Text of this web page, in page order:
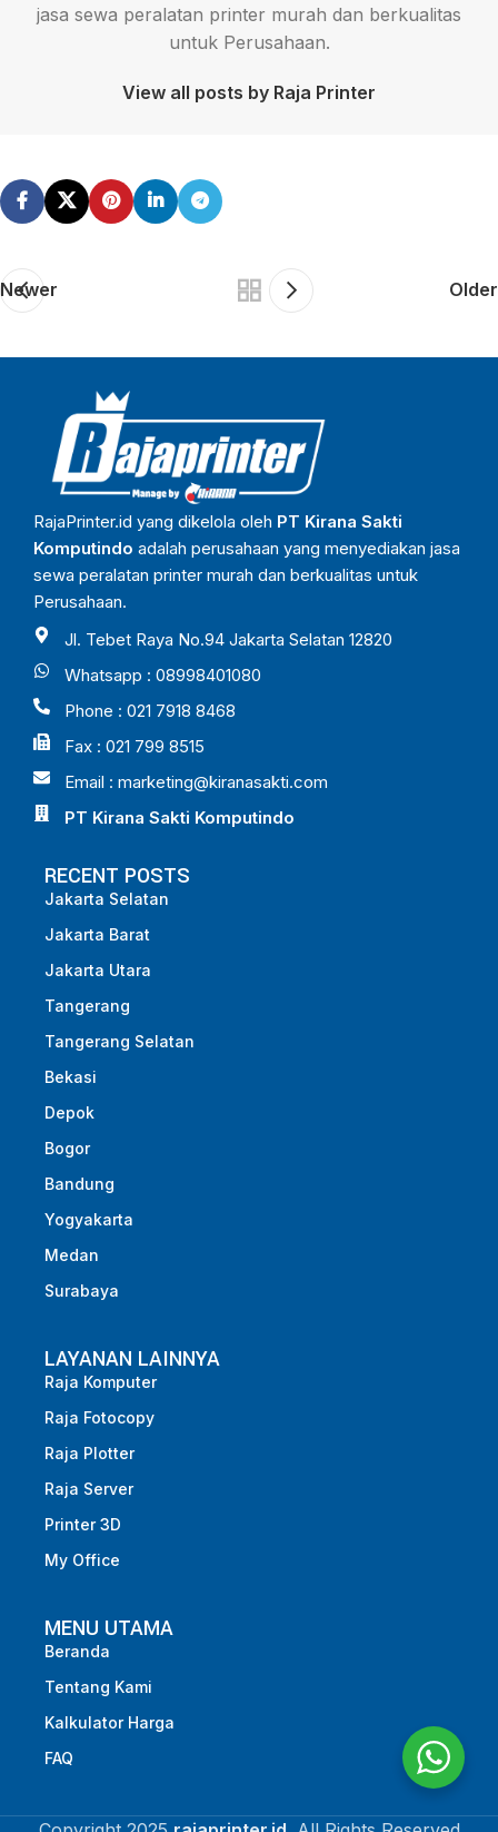
jasa sewa peralatan printer murah dan berkualitas
untuk Perusahaan.
View all posts by Raja Printer
Newer Older
RajaPrinter.id yang dikelola oleh PT Kirana Sakti
Komputindo adalah perusahaan yang menyediakan jasa
sewa peralatan printer murah dan berkualitas untuk
Perusahaan.
Jl. Tebet Raya No.94 Jakarta Selatan 12820
Whatsapp : 08998401080
Phone : 021 7918 8468
Fax : 021 799 8515
Email : marketing@kiranasakti.com
PT Kirana Sakti Komputindo
RECENT POSTS
Jakarta Selatan
Jakarta Barat
Jakarta Utara
Tangerang
Tangerang Selatan
Bekasi
Depok
Bogor
Bandung
Yogyakarta
Medan
Surabaya
LAYANAN LAINNYA
Raja Komputer
Raja Fotocopy
Raja Plotter
Raja Server
Printer 3D
My Office
MENU UTAMA
Beranda
Tentang Kami
Kalkulator Harga
FAQ